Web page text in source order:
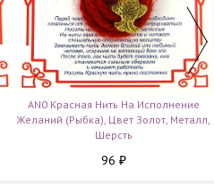
AN0 Красная Нить На Исполнение
Желаний (Рыбка), Цвет Золот, Металл,
Шерсть
96 ₽